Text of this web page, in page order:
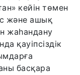
кейін төмен
және ашық
жаһандану
қауіпсіздік
басқара